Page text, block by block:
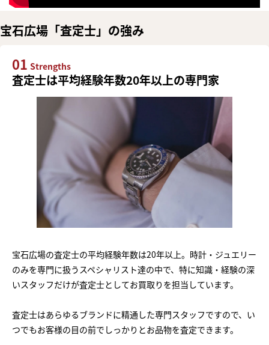
宝石広場「査定士」の強み
01 Strengths
査定士は平均経験年数20年以上の専門家
宝石広場の査定士の平均経験年数は20年以上。時計・ジュエリー
のみを専門に扱うスペシャリスト達の中で、特に知識・経験の深
いスタッフだけが査定士としてお買取りを担当しています。
査定士はあらゆるブランドに精通した専門スタッフですので、い
つでもお客様の目の前でしっかりとお品物を査定できます。